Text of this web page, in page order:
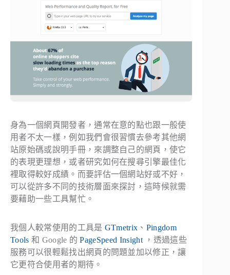
身為一個網頁開發者，通常在意的點也跟一般使
用者不太一樣，例如我們會很習慣去參考其他網
站原始碼或說明手冊，來調整自己的網頁，使它
的表現更理想，或者研究如何在搜尋引擎最佳化
裡取得較好成績。而要評估一個網站好或不好，
可以從許多不同的技術層面來探討，這時候就需
要藉助一些工具幫忙。
我個人較常使用的工具是 GTmetrix 、 Pingdom
Tools 和 Google 的PageSpeed Insight，透過這些
服務可以很輕鬆找出網頁的問題並加以修正，讓
它更符合使用者的期待。